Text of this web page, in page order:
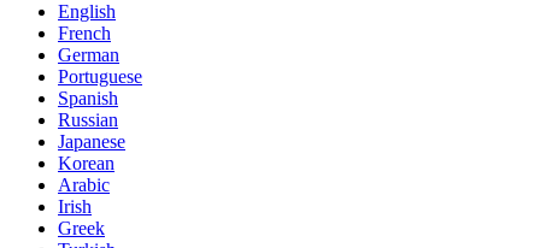
English
French
German
Portuguese
Spanish
Russian
Japanese
Korean
Arabic
Irish
Greek